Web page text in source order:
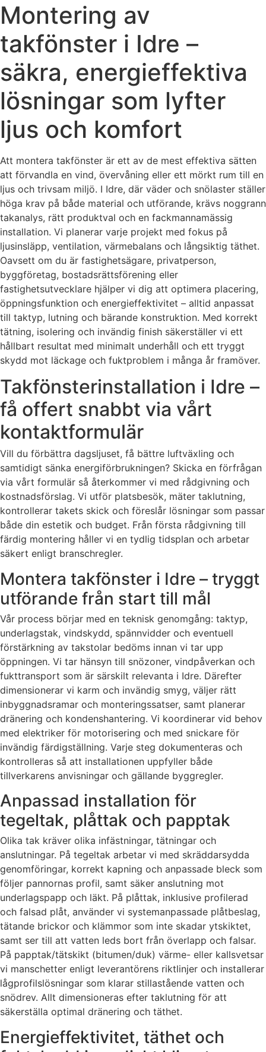
Montering av
takfönster i Idre –
säkra, energieffektiva
lösningar som lyfter
ljus och komfort
Att montera takfönster är ett av de mest effektiva sätten
att förvandla en vind, övervåning eller ett mörkt rum till en
ljus och trivsam miljö. I Idre, där väder och snölaster ställer
höga krav på både material och utförande, krävs noggrann
takanalys, rätt produktval och en fackmannamässig
installation. Vi planerar varje projekt med fokus på
ljusinsläpp, ventilation, värmebalans och långsiktig täthet.
Oavsett om du är fastighetsägare, privatperson,
byggföretag, bostadsrättsförening eller
fastighetsutvecklare hjälper vi dig att optimera placering,
öppningsfunktion och energieffektivitet – alltid anpassat
till taktyp, lutning och bärande konstruktion. Med korrekt
tätning, isolering och invändig finish säkerställer vi ett
hållbart resultat med minimalt underhåll och ett tryggt
skydd mot läckage och fuktproblem i många år framöver.
Takfönsterinstallation i Idre –
få offert snabbt via vårt
kontaktformulär
Vill du förbättra dagsljuset, få bättre luftväxling och
samtidigt sänka energiförbrukningen? Skicka en förfrågan
via vårt formulär så återkommer vi med rådgivning och
kostnadsförslag. Vi utför platsbesök, mäter taklutning,
kontrollerar takets skick och föreslår lösningar som passar
både din estetik och budget. Från första rådgivning till
färdig montering håller vi en tydlig tidsplan och arbetar
säkert enligt branschregler.
Montera takfönster i Idre – tryggt
utförande från start till mål
Vår process börjar med en teknisk genomgång: taktyp,
underlagstak, vindskydd, spännvidder och eventuell
förstärkning av takstolar bedöms innan vi tar upp
öppningen. Vi tar hänsyn till snözoner, vindpåverkan och
fukttransport som är särskilt relevanta i Idre. Därefter
dimensionerar vi karm och invändig smyg, väljer rätt
inbyggnadsramar och monteringssatser, samt planerar
dränering och kondenshantering. Vi koordinerar vid behov
med elektriker för motorisering och med snickare för
invändig färdigställning. Varje steg dokumenteras och
kontrolleras så att installationen uppfyller både
tillverkarens anvisningar och gällande byggregler.
Anpassad installation för
tegeltak, plåttak och papptak
Olika tak kräver olika infästningar, tätningar och
anslutningar. På tegeltak arbetar vi med skräddarsydda
genomföringar, korrekt kapning och anpassade bleck som
följer pannornas profil, samt säker anslutning mot
underlagspapp och läkt. På plåttak, inklusive profilerad
och falsad plåt, använder vi systemanpassade plåtbeslag,
tätande brickor och klämmor som inte skadar ytskiktet,
samt ser till att vatten leds bort från överlapp och falsar.
På papptak/tätskikt (bitumen/duk) värme- eller kallsvetsar
vi manschetter enligt leverantörens riktlinjer och installerar
lågprofilslösningar som klarar stillastående vatten och
snödrev. Allt dimensioneras efter taklutning för att
säkerställa optimal dränering och täthet.
Energieffektivitet, täthet och